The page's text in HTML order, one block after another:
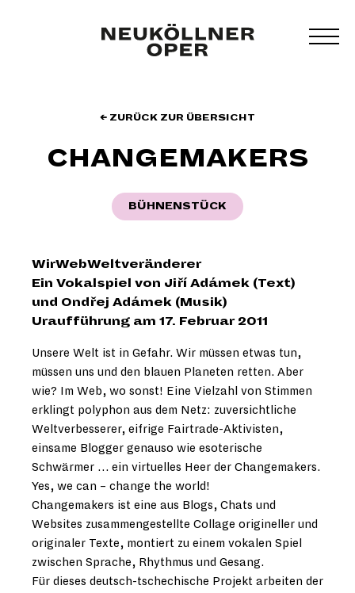
← ZURÜCK ZUR ÜBERSICHT
CHANGEMAKERS
BÜHNENSTÜCK
WirWebWeltveränderer
Ein Vokalspiel von Jiří Adámek (Text)
und Ondřej Adámek (Musik)
Uraufführung am 17. Februar 2011
Unsere Welt ist in Gefahr. Wir müssen etwas tun,
müssen uns und den blauen Planeten retten. Aber
wie? Im Web, wo sonst! Eine Vielzahl von Stimmen
erklingt polyphon aus dem Netz: zuversichtliche
Weltverbesserer, eifrige Fairtrade-Aktivisten,
einsame Blogger genauso wie esoterische
Schwärmer … ein virtuelles Heer der Changemakers.
Yes, we can – change the world!
Changemakers ist eine aus Blogs, Chats und
Websites zusammengestellte Collage origineller und
originaler Texte, montiert zu einem vokalen Spiel
zwischen Sprache, Rhythmus und Gesang.
Für dieses deutsch-tschechische Projekt arbeiten der